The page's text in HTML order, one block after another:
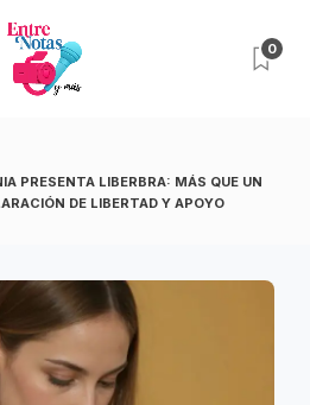
0
PRESENTA LIBERBRA: MÁS QUE UN
DE LIBERTAD Y APOYO